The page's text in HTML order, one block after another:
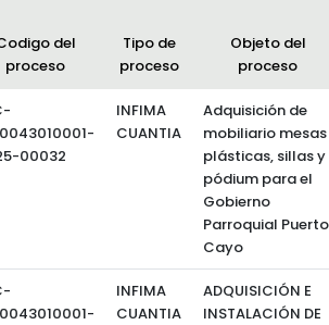
y Ordenamiento Territorial -
Contratación - PAC
Y REPORTES
y balances
del
proceso
Tipo de
proceso
Objeto del
proceso
00032
INFIMA
CUANTIA
Adquisición de
mobiliario mesas
plásticas, sillas y
pódium para el
Gobierno
Parroquial Puerto
Cayo
INFIMA
CUANTIA
ADQUISICIÓN E
INSTALACIÓN DE